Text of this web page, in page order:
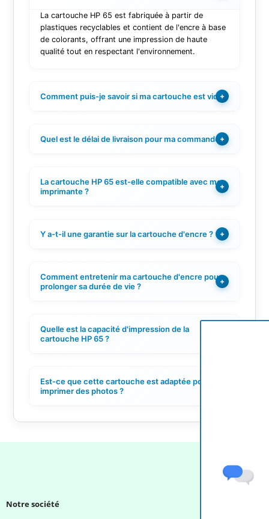
La cartouche HP 65 est fabriquée à partir de
plastiques recyclables et contient de l'encre à base
de colorants, offrant une impression de haute
qualité tout en respectant l'environnement.
Comment puis-je savoir si ma cartouche est vide ?
+
Quel est le délai de livraison pour ma commande ?
+
La cartouche HP 65 est-elle compatible avec mon
imprimante ?
+
Y a-t-il une garantie sur la cartouche d'encre ? +
Comment entretenir ma cartouche d'encre pour
prolonger sa durée de vie ?
+
Quelle est la capacité d'impression de la
cartouche HP 65 ?
Est-ce que cette cartouche est adaptée pour
imprimer des photos ?
Notre société